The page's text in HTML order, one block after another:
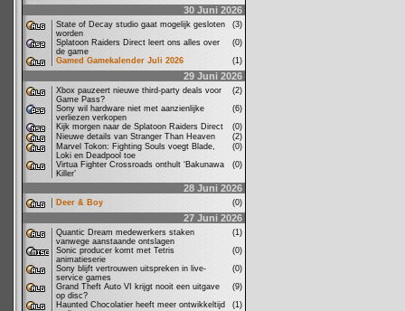
30 Juni 2026
State of Decay studio gaat mogelijk gesloten
worden
(3)
Splatoon Raiders Direct leert ons alles over
de game
(0)
Gamed Gamekalender Juli 2026
(1)
29 Juni 2026
Xbox pauzeert nieuwe third-party deals voor
Game Pass?
(2)
Sony wil hardware niet met aanzienlijke
verliezen verkopen
(6)
Kijk morgen naar de Splatoon Raiders Direct
(0)
Nieuwe details van Stranger Than Heaven
(2)
Marvel Tokon: Fighting Souls voegt Blade,
Loki en Deadpool toe
(0)
Virtua Fighter Crossroads onthult ‘Bakunawa
Killer’
(0)
28 Juni 2026
Deer & Boy (0)
27 Juni 2026
Quantic Dream medewerkers staken
vanwege aanstaande ontslagen
(1)
Sonic producer komt met Tetris
animatieserie
(0)
Sony blijft vertrouwen uitspreken in live-
service games
(0)
Grand Theft Auto VI krijgt nooit een uitgave
op disc?
(9)
Haunted Chocolatier heeft meer ontwikkeltijd
(1)